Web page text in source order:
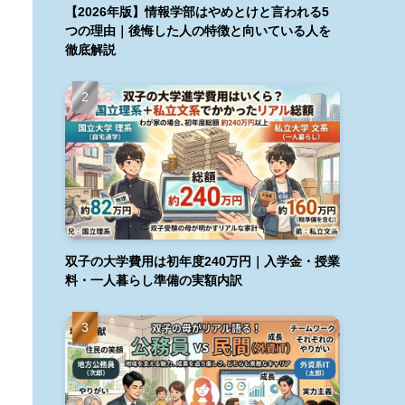
【2026年版】情報学部はやめとけと言われる5
つの理由｜後悔した人の特徴と向いている人を
徹底解説
双子の大学費用は初年度240万円｜入学金・授業
料・一人暮らし準備の実額内訳